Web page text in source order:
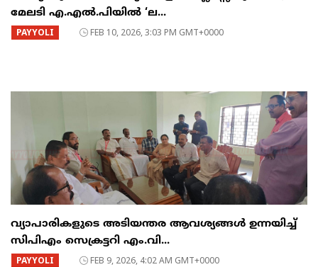
മേലടി എ.എൽ.പിയിൽ ‘ല...
PAYYOLI FEB 10, 2026, 3:03 PM GMT+0000
വ്യാപാരികളുടെ അടിയന്തര ആവശ്യങ്ങൾ ഉന്നയിച്ച്
സിപിഎം സെക്രട്ടറി എം.വി...
PAYYOLI FEB 9, 2026, 4:02 AM GMT+0000